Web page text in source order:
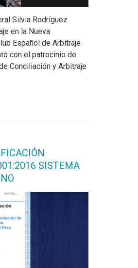
Silvia Rodríguez
en la Nueva
Español de Arbitraje
con el patrocinio de
Conciliación y Arbitraje
SISTEMA